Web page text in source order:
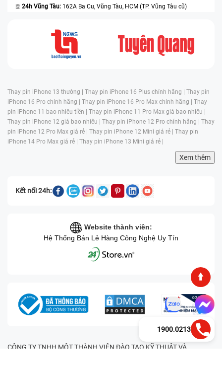
24h Vũng Tàu: 162A Ba Cu, Vũng Tàu, HCM (TP. Vũng Tàu cũ)
Thay pin iPhone 13 thường | Thay pin iPhone 16 Plus chính hãng | Thay pin
iPhone 16 Pro chính hãng | Thay pin iPhone 16 Pro Max chính hãng | Thay
pin iPhone 11 bao nhiêu tiền | Thay pin iPhone 11 Pro Max giá bao nhiêu |
Thay pin iPhone 12 giá bao nhiêu | Thay pin iPhone 12 Pro chính hãng | Thay
pin iPhone 12 Pro Max giá rẻ | Thay pin iPhone 12 Mini giá rẻ | Thay pin
iPhone 14 Pro Max giá rẻ | Thay pin iPhone 13 Mini giá rẻ |
Xem thêm
Kết nối 24h:
Website thành viên:
Hệ Thống Bán Lẻ Hàng Công Nghệ Uy Tín
CÔNG TY TNHH MỘT THÀNH VIÊN ĐÀO TẠO KỸ THUẬT VÀ
1900.0213